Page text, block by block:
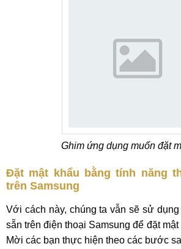
Ghim ứng dụng muốn đặt
Đặt mật khẩu bằng tính năng
trên Samsung
Với cách này, chúng ta vẫn sẽ sử
sẵn trên điện thoại Samsung để đặt
Mời các bạn thực hiện theo các bước